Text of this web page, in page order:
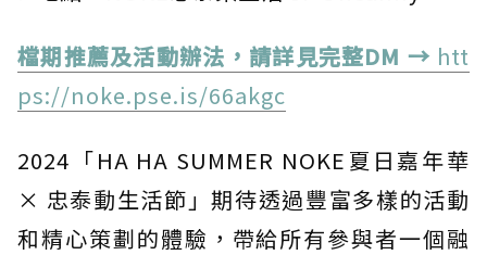
檔期推薦及活動辦法，請詳見完整DM → htt
ps://noke.pse.is/66akgc
2024「HA HA SUMMER NOKE夏日嘉年華
× 忠泰動生活節」期待透過豐富多樣的活動
和精心策劃的體驗，帶給所有參與者一個融